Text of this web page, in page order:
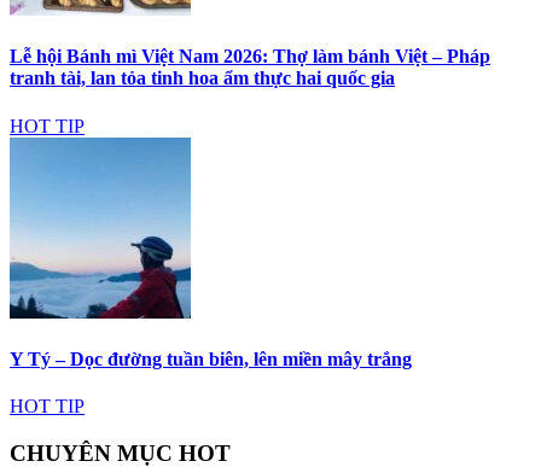
Lễ hội Bánh mì Việt Nam 2026: Thợ làm bánh Việt – Pháp
tranh tài, lan tỏa tinh hoa ẩm thực hai quốc gia
HOT TIP
Y Tý – Dọc đường tuần biên, lên miền mây trắng
HOT TIP
CHUYÊN MỤC HOT